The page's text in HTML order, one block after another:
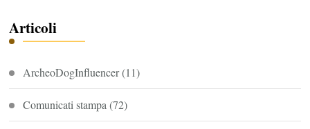
Articoli
ArcheoDogInfluencer(11)
Comunicati stampa(72)